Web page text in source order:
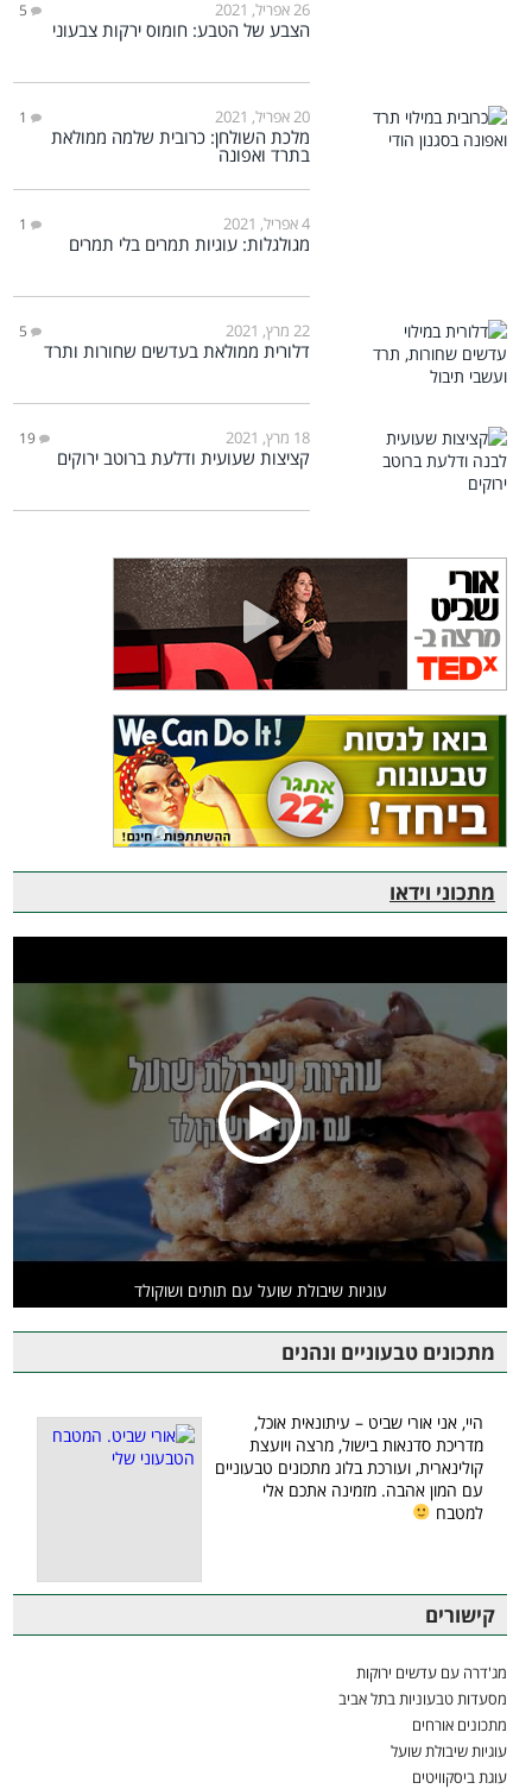
26 אפריל, 2021 5
הצבע של הטבע: חומוס ירקות צבעוני
20 אפריל, 2021 1
מלכת השולחן: כרובית שלמה ממולאת
בתרד ואפונה
4 אפריל, 2021 1
מגולגלות: עוגיות תמרים בלי תמרים
22 מרץ, 2021 5
דלורית ממולאת בעדשים שחורות ותרד
18 מרץ, 2021 19
קציצות שעועית ודלעת ברוטב ירוקים
מתכוני וידאו
עוגיות שיבולת שועל עם תותים ושוקולד
מתכונים טבעוניים ונהנים
היי, אני אורי שביט – עיתונאית אוכל,
מדריכת סדנאות בישול, מרצה ויועצת
קולינארית, ועורכת בלוג מתכונים טבעוניים
עם המון אהבה. מזמינה אתכם אלי
למטבח
קישורים
מג'דרה עם עדשים ירוקות
מסעדות טבעוניות בתל אביב
מתכונים אורחים
עוגיות שיבולת שועל
עוגת ביסקוויטים